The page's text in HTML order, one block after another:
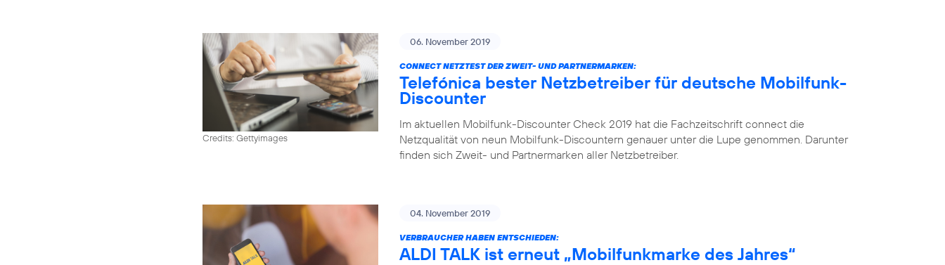
Credits: Gettyimages
06. November 2019
CONNECT NETZTEST DER ZWEIT- UND PARTNERMARKEN:
Telefónica bester Netzbetreiber für deutsche Mobilfunk-
Discounter
Im aktuellen Mobilfunk-Discounter Check 2019 hat die Fachzeitschrift connect die
Netzqualität von neun Mobilfunk-Discountern genauer unter die Lupe genommen. Darunter
finden sich Zweit- und Partnermarken aller Netzbetreiber.
04. November 2019
VERBRAUCHER HABEN ENTSCHIEDEN:
ALDI TALK ist erneut „Mobilfunkmarke des Jahres“